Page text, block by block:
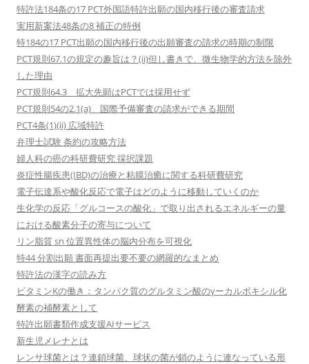
特許法184条の17 PCT外国語特許出願の国内移行後の審査請求
実用新案法48条の8 補正の特例
特184の17 PCT出願の国内移行後の出願審査の請求の時期の制限
PCT規則67.1の規定の趣旨は？(ii)但し書きで、微生物学的方法を除外
した理由
PCT規則64.3 拡大先願はPCTでは採用せず
PCT規則54の2.1(a) 国際予備審査の請求ができる期間
PCT4条(1)(ii) 広域特許
弁理士試験 条約の攻略方法
婦人科の癌の科研費研究 採択課題
炎症性腸疾患(IBD)の治療と粘膜治癒に関する科研費研究
電子伝達系や酸化反応で電子はどのように移動していくのか
生化学の反応「グルコースの酸化」で取り出されるエネルギーの量
における酸素分子の寄与について
リン脂質 sn 位置異性体の脳内分布を可視化
特44 分割出願 書面再提出要不要の網羅的なまとめ
特許法の漢字の読み方
ビタミンKの働き：タンパク質のグルタミン酸のγーカルボキシル化
酵素の補酵素として
特許出願書類作成支援AIサービス
新生児メレナとは
レンサ球菌とは？連鎖球菌、球状の菌が鎖のように連なっている形